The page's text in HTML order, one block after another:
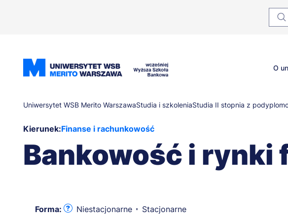
O
Ścieżka
nawigacyjna
Uniwersytet WSB Merito WarszawaStudia i szkoleniaStudia II stopnia z
Kierunek:Finanse i rachunkowość
Bankowość i rynki
Forma: Niestacjonarne Stacjonarne